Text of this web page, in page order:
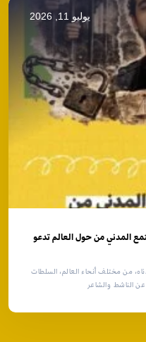
يوليو 11, 2026
المدني من حول العالم تدعو
من مختلف أنحاء العالم، السلطات
الناشط والشاعر